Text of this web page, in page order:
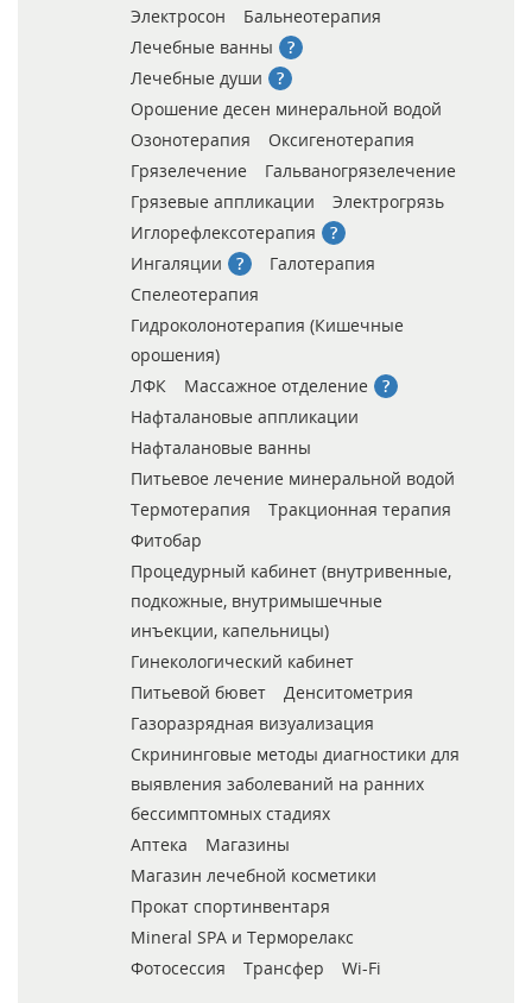
Электросон
Бальнеотерапия
Лечебные ванны
Лечебные души
Орошение десен минеральной водой
Озонотерапия
Оксигенотерапия
Грязелечение
Гальваногрязелечение
Грязевые аппликации
Электрогрязь
Иглорефлексотерапия
Ингаляции
Галотерапия
Спелеотерапия
Гидроколонотерапия (Кишечные
орошения)
ЛФК
Массажное отделение
Нафталановые аппликации
Нафталановые ванны
Питьевое лечение минеральной водой
Термотерапия
Тракционная терапия
Фитобар
Процедурный кабинет (внутривенные,
подкожные, внутримышечные
инъекции, капельницы)
Гинекологический кабинет
Питьевой бювет
Денситометрия
Газоразрядная визуализация
Скрининговые методы диагностики для
выявления заболеваний на ранних
бессимптомных стадиях
Аптека
Магазины
Магазин лечебной косметики
Прокат спортинвентаря
Mineral SPA и Терморелакс
Фотосессия
Трансфер Wi-Fi